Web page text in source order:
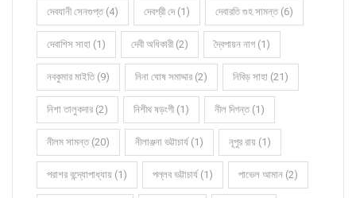
দেবযানী সেনগুপ্ত (4) দেবশ্রী দে (1) দেবারতি গুহ সামন্ত (6)
দেবাশিস সাহা (1) দেবী অধিকারী (2) দ্বৈপায়ন নাগ (1)
নবকুমার মাইতি (9) নিনা ঘোষ সমাদ্দার (2) নিবিড় সাহা (21)
নিশা তালুকদার (2) নিশীথ ষড়ংগী (1) নীল দিগন্ত (1)
নীলম সামন্ত (20) নীলাঞ্জনা ভট্টাচার্য (1) নূপুর রায় (1)
পরাশর বন্দ্যোপাধ্যায় (1) পল্লব ভট্টাচার্য (1) পাভেল আমান (2)